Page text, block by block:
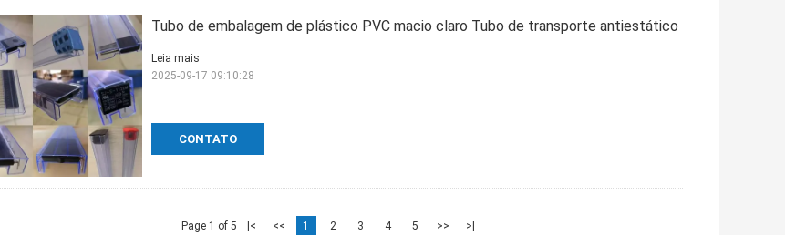
Tubo de embalagem de plástico PVC macio claro Tubo de transporte antiestático
CONTATO
Leia mais
2025-09-17 09:10:28
Page 1 of 5 |< << 1 2 3 4 5 >> >|